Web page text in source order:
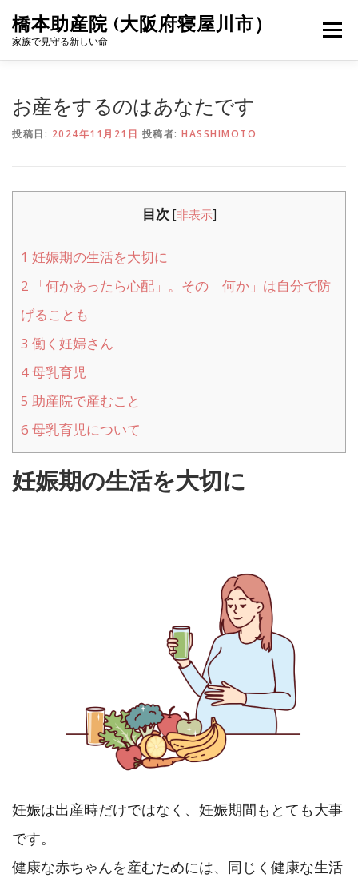
橋本助産院 (大阪府寝屋川市）
家族で見守る新しい命
メニュー
お産をするのはあなたです
投稿日: 2024年11月21日 投稿者: HASSHIMOTO
目次 [非表示]
1 妊娠期の生活を大切に
2 「何かあったら心配」。その「何か」は自分で防
げることも
3 働く妊婦さん
4母乳育児
5 助産院で産むこと
6 母乳育児について
妊娠期の生活を大切に
妊娠は出産時だけではなく、妊娠期間もとても大事
です。
健康な赤ちゃんを産むためには、同じく健康な生活